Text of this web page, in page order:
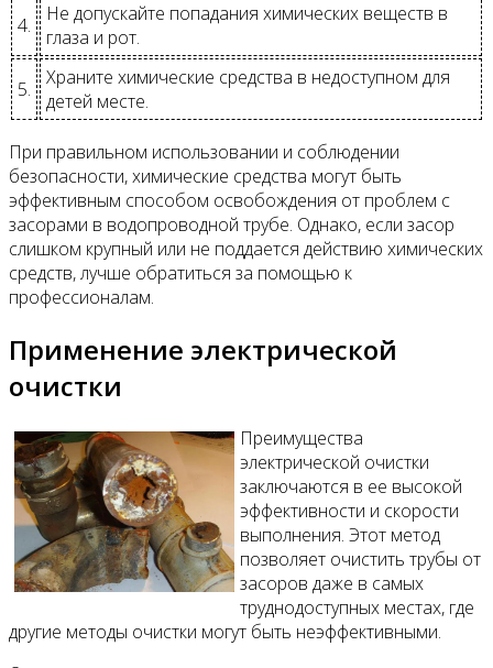
4.
Не допускайте попадания химических веществ в
глаза и рот.
5.
Храните химические средства в недоступном для
детей месте.
При правильном использовании и соблюдении
безопасности, химические средства могут быть
эффективным способом освобождения от проблем с
засорами в водопроводной трубе. Однако, если засор
слишком крупный или не поддается действию химических
средств, лучше обратиться за помощью к
профессионалам.
Применение электрической
очистки
Преимущества
электрической очистки
заключаются в ее высокой
эффективности и скорости
выполнения. Этот метод
позволяет очистить трубы от
засоров даже в самых
труднодоступных местах, где
другие методы очистки могут быть неэффективными.